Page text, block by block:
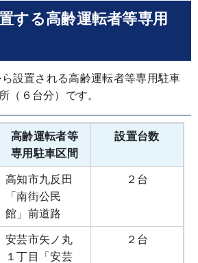
する高齢運転者等専用
設置される高齢運転者等専用駐車
（６台分）です。
高齢運転者等
専用駐車区間
設置台数
高知市九反田
「南街公民
館」前道路
２台
安芸市矢ノ丸
１丁目「安芸
２台